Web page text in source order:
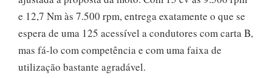
e 12,7 Nm às 7.500 rpm, entrega exatamente o que se
espera de uma 125 acessível a condutores com carta B,
mas fá-lo com competência e com uma faixa de
utilização bastante agradável.